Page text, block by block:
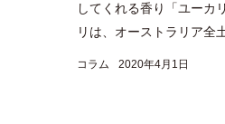
してくれる香り「ユーカ
リは、オーストラリア全
コラム 2020年4月1日